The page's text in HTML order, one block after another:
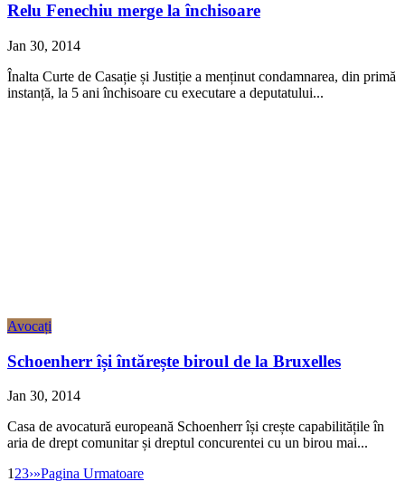
Relu Fenechiu merge la închisoare
Jan 30, 2014
Înalta Curte de Casație și Justiție a menținut condamnarea, din primă
instanță, la 5 ani închisoare cu executare a deputatului...
Avocați
Schoenherr își întărește biroul de la Bruxelles
Jan 30, 2014
Casa de avocatură europeană Schoenherr își crește capabilitățile în
aria de drept comunitar și dreptul concurentei cu un birou mai...
1 23›»Pagina Urmatoare